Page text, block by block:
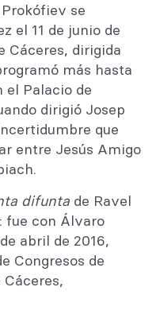
se
el 11 de junio de
Cáceres, dirigida
más hasta
el Palacio de
dirigió Josep
que
entre Jesús Amigo
difuntade Ravel
fue con Álvaro
abril de 2016,
Congresos de
Cáceres,